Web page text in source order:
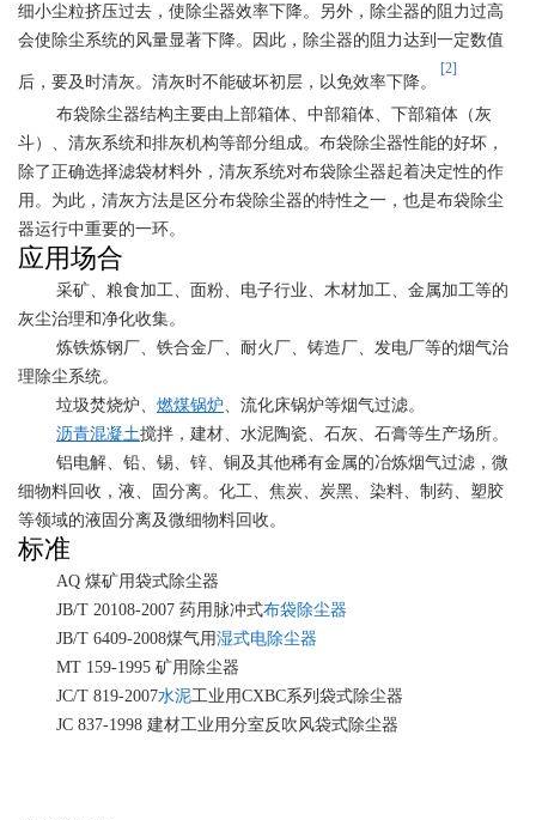
细小尘粒挤压过去，使除尘器效率下降。另外，除尘器的阻力过高
会使除尘系统的风量显著下降。因此，除尘器的阻力达到一定数值
后，要及时清灰。清灰时不能破坏初层，以免效率下降。
[2]
布袋除尘器结构主要由上部箱体、中部箱体、下部箱体（灰
斗）、清灰系统和排灰机构等部分组成。 布袋除尘器性能的好坏，
除了正确选择滤袋材料外，清灰系统对布袋除尘器起着决定性的作
用。为此，清灰方法是区分布袋除尘器的特性之一，也是布袋除尘
器运行中重要的一环。
应用场合
采矿、粮食加工、面粉、电子行业、木材加工、 金属加工等的
灰尘治理和净化收集。
炼铁炼钢厂、铁合金厂、耐火厂、铸造厂、发电厂等的烟气治
理除尘系统。
垃圾焚烧炉、 燃煤锅炉、流化床锅炉等烟气过滤。
沥青混凝土搅拌，建材、水泥陶瓷、石灰、石膏等生产场所。
铝电解、铅、锡、锌、铜及其他稀有金属的冶炼烟气过滤，微
细物料回收，液、固分离。化工、焦炭、炭黑、染料、制药、塑胶
等领域的液固分离及微细物料回收。
标准
AQ 煤矿用袋式除尘器
JB/T 20108-2007 药用脉冲式布袋除尘器
JB/T 6409-2008煤气用湿式电除尘器
MT 159-1995 矿用除尘器
JC/T 819-2007水泥工业用CXBC系列袋式除尘器
JC 837-1998 建材工业用分室反吹风袋式除尘器